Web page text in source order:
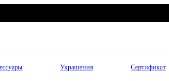
Украшения Сертификат